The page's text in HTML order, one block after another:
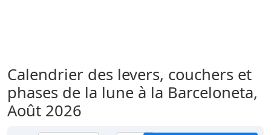
Calendrier des levers, couchers et
phases de la lune à la Barceloneta,
Août 2026